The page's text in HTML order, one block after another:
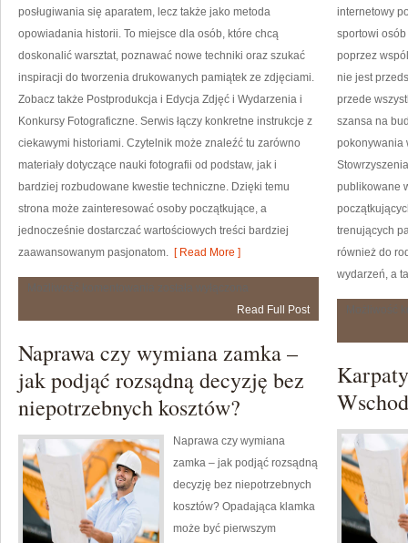
posługiwania się aparatem, lecz także jako metoda
opowiadania historii. To miejsce dla osób, które chcą
doskonalić warsztat, poznawać nowe techniki oraz szukać
inspiracji do tworzenia drukowanych pamiątek ze zdjęciami.
Zobacz także Postprodukcja i Edycja Zdjęć i Wydarzenia i
Konkursy Fotograficzne. Serwis łączy konkretne instrukcje z
ciekawymi historiami. Czytelnik może znaleźć tu zarówno
materiały dotyczące nauki fotografii od podstaw, jak i
bardziej rozbudowane kwestie techniczne. Dzięki temu
strona może zainteresować osoby początkujące, a
jednocześnie dostarczać wartościowych treści bardziej
zaawansowanym pasjonatom. [ Read More ]
Read Full Post
internetowy
sportowi
poprzez
nie jest
przede
szansa na
pokonywania
publikowane
trenujących
również do
wydarzeń, a
Naprawa czy wymiana zamka –
jak podjąć rozsądną decyzję bez
niepotrzebnych kosztów?
Naprawa czy wymiana
zamka – jak podjąć rozsądną
decyzję bez niepotrzebnych
kosztów? Opadająca klamka
może być pierwszym